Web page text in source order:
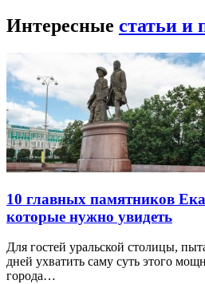
Интересные статьи и
10 главных памятников
которые нужно увидеть
Для гостей уральской столицы,
дней ухватить саму суть этого
города…